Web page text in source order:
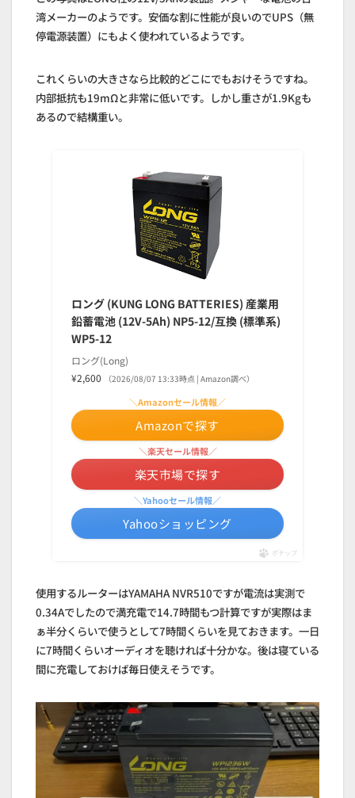
湾メーカーのようです。安価な割に性能が良いのでUPS（無
停電源装置）にもよく使われているようです。
これくらいの大きさなら比較的どこにでもおけそうですね。
内部抵抗も19mΩと非常に低いです。しかし重さが1.9Kgも
あるので結構重い。
ロング (KUNG LONG BATTERIES) 産業用
鉛蓄電池 (12V-5Ah) NP5-12/互換 (標準系)
WP5-12
ロング(Long)
¥2,600
（2026/08/07 13:33時点 | Amazon調べ）
＼Amazonセール情報／
Amazonで探す
＼楽天セール情報／
楽天市場で探す
＼Yahooセール情報／
Yahooショッピング
ポチップ
使用するルーターはYAMAHA NVR510ですが電流は実測で
0.34Aでしたので満充電で14.7時間もつ計算ですが実際はま
ぁ半分くらいで使うとして7時間くらいを見ておきます。一日
に7時間くらいオーディオを聴ければ十分かな。後は寝ている
間に充電しておけば毎日使えそうです。